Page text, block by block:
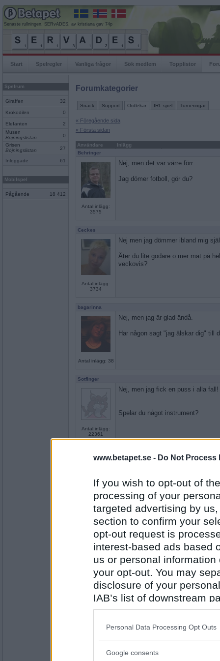
www.betapet.se - Do Not Process
If you wish to opt-out of
processing of your
targeted advertising by
section to confirm your
opt-out request is
interest-based ads based
us or personal
your opt-out. You may
disclosure of your
IAB’s list of downstream
also be disclosed by us
Downstream Participants
Please note that this
Personal Data Processing Opt Outs
Google consents
Senaste rullningen, SERvADES, av kristiana gav 74p
Start Spelregler Vanliga frågor Sök medlem Topplistor
Spelrum
Giraffen 32
Krokodilen 0
Elefanten
2
Musen
Böjningslistan
0
Grisen
Böjningslistan
27
Inloggade 61
Mobilspel
Pågående 18 412
Forumkategorier
Snack Support Ordlekar IRL-spel Turneringar
« Föregående sida
« Första sidan
Användare
Inlägg
Behringer
Antal inlägg:
3575
Nej, men det var värre förr
Jag dömer fotboll, gör du?
Ceckes
Antal inlägg:
3734
Nej men jag dömmer ibland mig
Äter du lite godare o mer mat på
veckovis?
bagarinna
Antal inlägg: 38
Nej, men jag är glad ändå.
Har någon sagt "jag älskar dig" till
Sotfinger
Antal inlägg:
22361
Nej, men jag fick en puss i alla fall!
Spelar du något instrument?
Antal inlägg:
16685
nej,men det är nog alla glada över.
tänker du vara kvar på forum?
1745
nej, men kanske åter kommer
Har du badat i havet o sett
närmare?
Ceckes
Nej men jag har badat o det var
Har du nästan ramlat ned från en